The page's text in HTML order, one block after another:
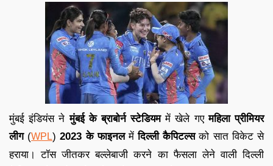
मुंबई इंडियंस नेमुंबई के ब्राबोर्न स्टेडियममें खेले गएमहिला प्रीमियर
लीग(WPL)2023 के फाइनलमेंदिल्ली कैपिटल्सको सात विकेट से
हराया। टॉस जीतकर बल्लेबाजी करने का फैसला लेने वाली दिल्ली